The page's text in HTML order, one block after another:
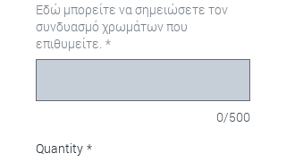
Εδώ μπορείτε να σημειώσετε τον
συνδυασμό χρωμάτων που
επιθυμείτε. *
0/500
Quantity *